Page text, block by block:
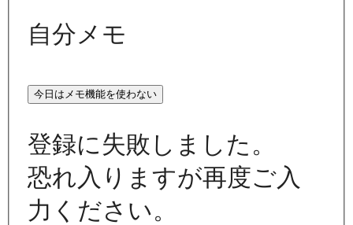
自分メモ
今日はメモ機能を使わない
登録に失敗しました。
恐れ入りますが再度ご入
力ください。